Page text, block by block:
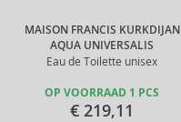
MAISON FRANCIS KURKDIJAN
AQUA UNIVERSALIS
Eau de Toilette unisex
OP VOORRAAD 1 PCS
€ 219,11